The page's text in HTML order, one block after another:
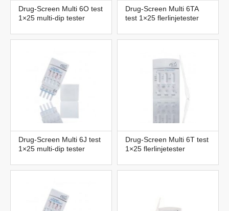
Drug-Screen Multi 6O test
1×25 multi-dip tester
Drug-Screen Multi 6TA
test 1×25 flerlinjetester
Drug-Screen Multi 6J test
1×25 multi-dip tester
Drug-Screen Multi 6T test
1×25 flerlinjetester